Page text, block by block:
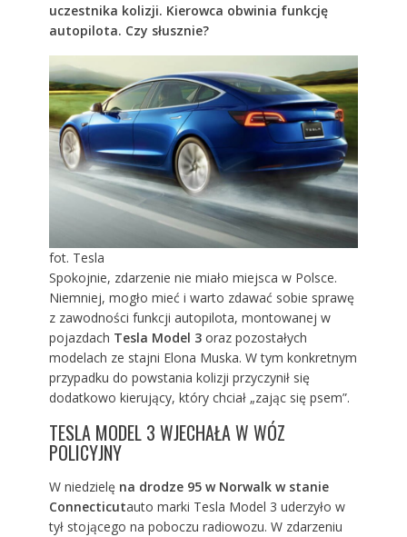
uczestnika kolizji. Kierowca obwinia funkcję
autopilota. Czy słusznie?
fot. Tesla
Spokojnie, zdarzenie nie miało miejsca w Polsce.
Niemniej, mogło mieć i warto zdawać sobie sprawę
z zawodności funkcji autopilota, montowanej w
pojazdach Tesla Model 3oraz pozostałych
modelach ze stajni Elona Muska. W tym konkretnym
przypadku do powstania kolizji przyczynił się
dodatkowo kierujący, który chciał „zając się psem”.
TESLA MODEL 3 WJECHAŁA W WÓZ
POLICYJNY
W niedzielę na drodze 95 w Norwalk w stanie
Connecticutauto marki Tesla Model 3 uderzyło w
tył stojącego na poboczu radiowozu. W zdarzeniu